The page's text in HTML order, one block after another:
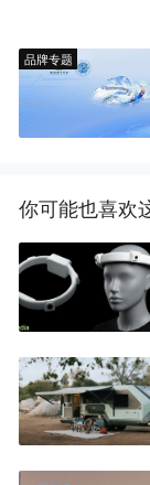
品牌专题
你可能也喜欢